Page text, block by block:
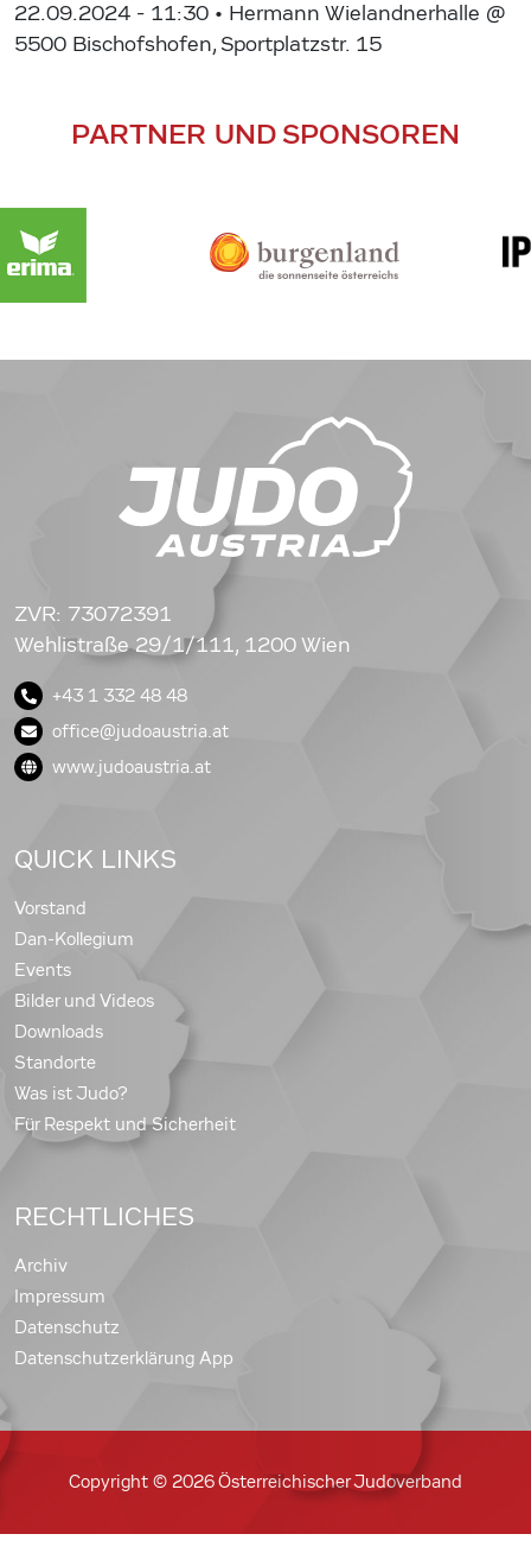
22.09.2024 - 11:30 • Hermann Wielandnerhalle @
5500 Bischofshofen, Sportplatzstr. 15
PARTNER UND SPONSOREN
ZVR: 73072391
Wehlistraße 29/1/111, 1200 Wien
+43 1 332 48 48
office@judoaustria.at
www.judoaustria.at
QUICK LINKS
Vorstand
Dan-Kollegium
Events
Bilder und Videos
Downloads
Standorte
Was ist Judo?
Für Respekt und Sicherheit
RECHTLICHES
Archiv
Impressum
Datenschutz
Datenschutzerklärung App
Copyright © 2026 Österreichischer Judoverband